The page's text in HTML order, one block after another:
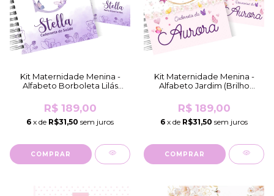
Kit Maternidade Menina -
Alfabeto Borboleta Lilás
R$ 189,00
6 x de R$31,50 sem juros
COMPRAR
Kit Maternidade Menina -
Alfabeto Jardim (Brilho
R$ 189,00
6 x de R$31,50 sem juros
COMPRAR